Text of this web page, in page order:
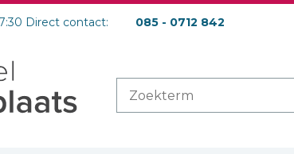
Direct contact: 085 - 0712 842